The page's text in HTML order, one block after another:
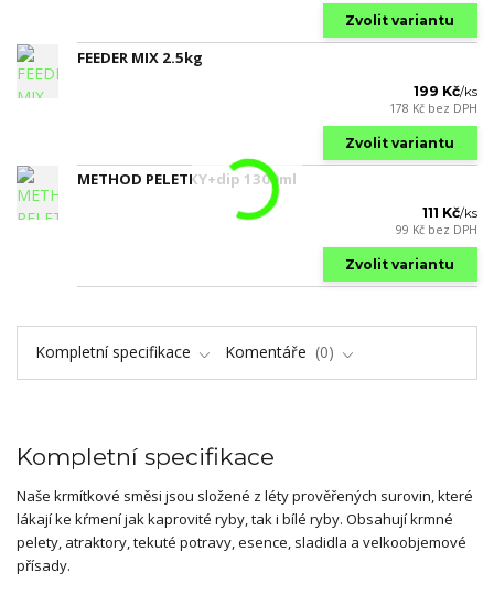
Zvolit variantu
FEEDER MIX 2.5kg
199 Kč/ks
178 Kč bez DPH
Zvolit variantu
METHOD PELETKY+dip 1300ml
111 Kč/ks
99 Kč bez DPH
Zvolit variantu
Kompletní specifikace Komentáře 0
Kompletní specifikace
Naše krmítkové směsi jsou složené z léty prověřených surovin, které
lákají ke kŕmení jak kaprovité ryby, tak i bílé ryby. Obsahují krmné
pelety, atraktory, tekuté potravy, esence, sladidla a velkoobjemové
přísady.